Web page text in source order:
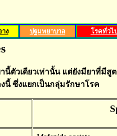
าง ปฐมพยาบาล โรคทั่วไป
ตัวเดียวเท่านั้น แต่ยังมียาที่มีสู
นี้ ซึ่งแยกเป็นกลุ่มรักษาโรค